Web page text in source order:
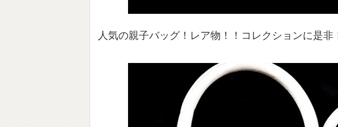
人気の親子バッグ！レア物！！コレクションに是非